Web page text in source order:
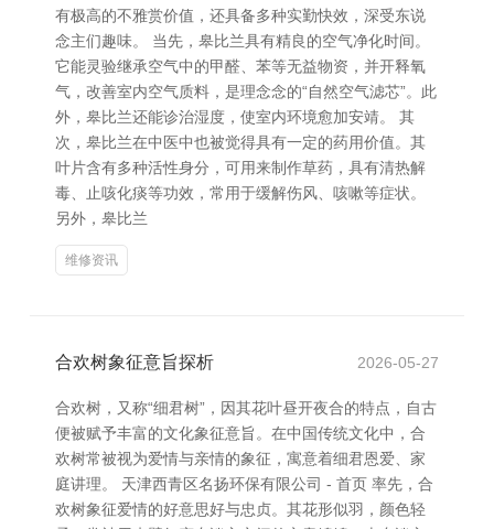
有极高的不雅赏价值，还具备多种实勤快效，深受东说
念主们趣味。 当先，皋比兰具有精良的空气净化时间。
它能灵验继承空气中的甲醛、苯等无益物资，并开释氧
气，改善室内空气质料，是理念念的“自然空气滤芯”。此
外，皋比兰还能诊治湿度，使室内环境愈加安靖。 其
次，皋比兰在中医中也被觉得具有一定的药用价值。其
叶片含有多种活性身分，可用来制作草药，具有清热解
毒、止咳化痰等功效，常用于缓解伤风、咳嗽等症状。
另外，皋比兰
维修资讯
合欢树象征意旨探析 2026-05-27
合欢树，又称“细君树”，因其花叶昼开夜合的特点，自古
便被赋予丰富的文化象征意旨。在中国传统文化中，合
欢树常被视为爱情与亲情的象征，寓意着细君恩爱、家
庭讲理。 天津西青区名扬环保有限公司 - 首页 率先，合
欢树象征爱情的好意思好与忠贞。其花形似羽，颜色轻